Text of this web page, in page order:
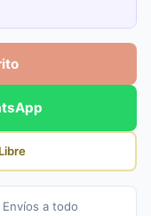
a todo